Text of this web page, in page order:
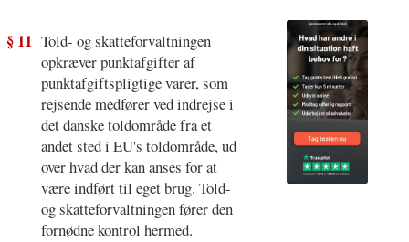
§ 11 Told- og skatteforvaltningen
opkræver punktafgifter af
punktafgiftspligtige varer, som
rejsende medfører ved indrejse i
det danske toldområde fra et
andet sted i EU's toldområde, ud
over hvad der kan anses for at
være indført til eget brug. Told-
og skatteforvaltningen fører den
fornødne kontrol hermed.